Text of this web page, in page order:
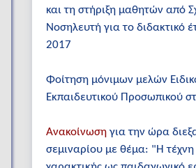
και τη στήριξη μαθητών από
Νοσηλευτή για το διδακτικό
2017
Φοίτηση μόνιμων μελών
Εκπαιδευτικού Προσωπικού
Ανακοίνωση για την ώρα
σεμιναρίου με θέμα: "Η τέχνη